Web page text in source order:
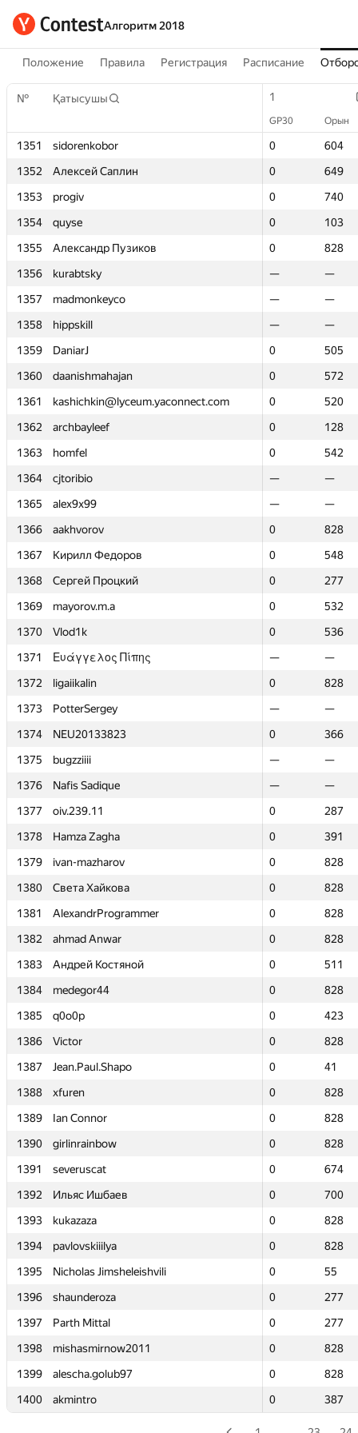
Алгоритм 2018
Положение Правила Регистрация Расписание
№ Қатысушы 1
GP30 Орын
1351 sidorenkobor 0
604
1352
Алексей Саплин 0
649
1353
progiv 0
740
1354
quyse 0
103
1355
Александр Пузиков 0
828
1356
kurabtsky —
—
1357
madmonkeyco —
—
1358
hippskill —
—
1359
DaniarJ 0
505
1360
daanishmahajan 0
572
1361
kashichkin@lyceum.yaconnect.com 0
520
1362
archbayleef 0
128
1363
homfel 0
542
1364
cjtoribio —
—
1365
alex9x99 —
—
1366
aakhvorov 0
828
1367
Кирилл Федоров 0
548
1368
Сергей Процкий 0
277
1369
mayorov.m.a 0
532
1370
Vlod1k 0
536
1371
Ευάγγελος Πίπης —
—
1372
ligaiikalin 0
828
1373
PotterSergey —
—
1374
NEU20133823 0
366
1375
bugzziiii —
—
1376
Nafis Sadique —
—
1377
oiv.239.11 0
287
1378
Hamza Zagha 0
391
1379
ivan-mazharov 0
828
1380
Света Хайкова 0
828
1381
AlexandrProgrammer 0
828
1382
ahmad Anwar 0
828
1383
Андрей Костяной 0
511
1384
medegor44 0
828
1385
q0o0p 0
423
1386
Victor 0
828
1387
Jean.Paul.Shapo 0
41
1388
xfuren 0
828
1389
Ian Connor 0
828
1390
girlinrainbow 0
828
1391
severuscat 0
674
1392
Ильяс Ишбаев 0
700
1393
kukazaza 0
828
1394
pavlovskiiilya 0
828
1395
Nicholas Jimsheleishvili 0
55
1396
shaunderoza 0
277
1397
Parth Mittal 0
277
1398
mishasmirnow2011 0
828
1399
alescha.golub97 0
828
1400
akmintro 0 387
№ Қатысушы 1
GP30 Орын
1351 sidorenkobor 0
604
1352
Алексей Саплин 0
649
1353
progiv 0
740
1354
quyse 0
103
1355
Александр Пузиков 0
828
1356
kurabtsky —
—
1357
madmonkeyco —
—
1358
hippskill —
—
1359
DaniarJ 0
505
1360
daanishmahajan 0
572
1361
kashichkin@lyceum.yaconnect.com 0
520
1362
archbayleef 0
128
1363
homfel 0
542
1364
cjtoribio —
—
1365
alex9x99 —
—
1366
aakhvorov 0
828
1367
Кирилл Федоров 0
548
1368
Сергей Процкий 0
277
1369
mayorov.m.a 0
532
1370
Vlod1k 0
536
1371
Ευάγγελος Πίπης —
—
1372
ligaiikalin 0
828
1373
PotterSergey —
—
1374
NEU20133823 0
366
1375
bugzziiii —
—
1376
Nafis Sadique —
—
1377
oiv.239.11 0
287
1378
Hamza Zagha 0
391
1379
ivan-mazharov 0
828
1380
Света Хайкова 0
828
1381
AlexandrProgrammer 0
828
1382
ahmad Anwar 0
828
1383
Андрей Костяной 0
511
1384
medegor44 0
828
1385
q0o0p 0
423
1386
Victor 0
828
1387
Jean.Paul.Shapo 0
41
1388
xfuren 0
828
1389
Ian Connor 0
828
1390
girlinrainbow 0
828
1391
severuscat 0
674
1392
Ильяс Ишбаев 0
700
1393
kukazaza 0
828
1394
pavlovskiiilya 0
828
1395
Nicholas Jimsheleishvili 0
55
1396
shaunderoza 0
277
1397
Parth Mittal 0
277
1398
mishasmirnow2011 0
828
1399
alescha.golub97 0
828
1400
akmintro 0 387